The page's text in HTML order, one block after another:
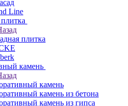
Line
плитка
камень
камень
камень из бетона
камень из гипса